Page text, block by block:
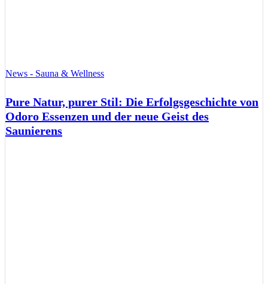
News - Sauna & Wellness
Pure Natur, purer Stil: Die Erfolgsgeschichte von
Odoro Essenzen und der neue Geist des
Saunierens